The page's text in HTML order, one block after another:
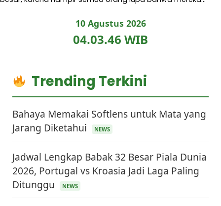
10 Agustus 2026
04.03.47 WIB
Trending Terkini
Bahaya Memakai Softlens untuk Mata yang
Jarang Diketahui
NEWS
Jadwal Lengkap Babak 32 Besar Piala Dunia
2026, Portugal vs Kroasia Jadi Laga Paling
Ditunggu
NEWS